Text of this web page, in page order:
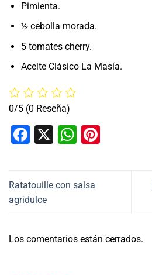
Pimienta.
½ cebolla morada.
5 tomates cherry.
Aceite Clásico La Masía.
0/5 (0 Reseña)
Facebook
X WhatsApp
Ratatouille con salsa
agridulce
Los comentarios están cerrados.